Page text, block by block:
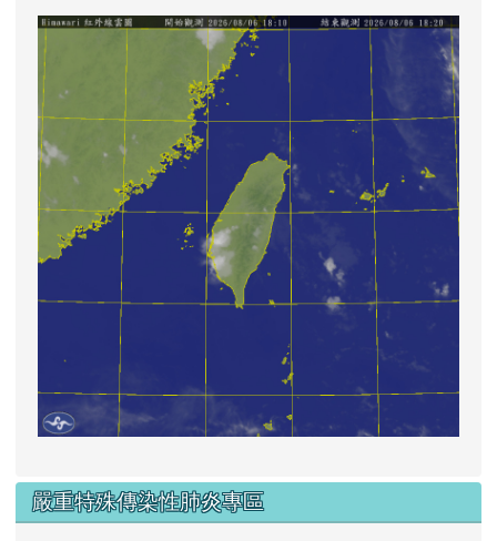
link
嚴重特殊傳染性肺炎專區